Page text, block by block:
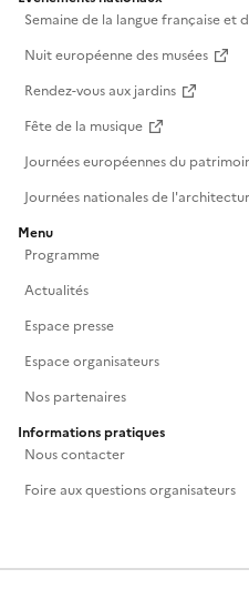
Semaine de la langue française et
Nuit européenne des musées
Rendez-vous aux jardins
Fête de la musique
Journées européennes du
Journées nationales de
Menu
Programme
Actualités
Espace presse
Espace organisateurs
Nos partenaires
Informations pratiques
Nous contacter
Foire aux questions organisateurs